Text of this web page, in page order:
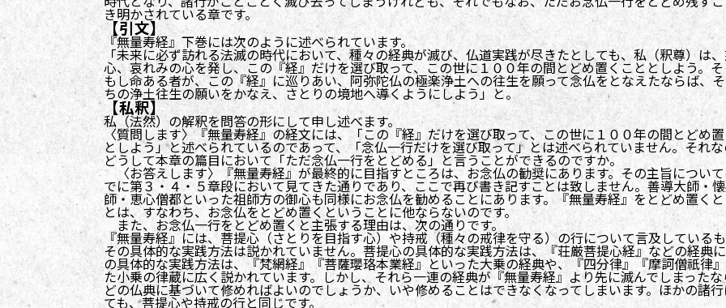
き明かされている章です。
【引文】
『無量寿経』下巻には次のように述べられています。
「未来に必ず訪れる法滅の時代において、種々の経典が滅び、仏道実践が尽きたとしても、私（釈尊）は
心、哀れみの心を発し、この『経』だけを選び取って、この世に１００年の間とどめ置くこととしよう。
もし命ある者が、この『経』に巡りあい、阿弥陀仏の極楽浄土への往生を願って念仏をとなえたならば、
ちの浄土往生の願いをかなえ、さとりの境地へ導くようにしよう」と。
【私釈】
私（法然）の解釈を問答の形にして申し述べます。
〈質問します〉『無量寿経』の経文には、「この『経』だけを選び取って、この世に１００年の間とどめ
としよう」と述べられているのであって、「念仏一行だけを選び取って」とは述べられていません。それ
どうして本章の篇目において「ただ念仏一行をとどめる」と言うことができるのですか。
〈お答えします〉『無量寿経』が最終的に目指すところは、お念仏の勧奨にあります。その主旨につい
でに第３・４・５章段において見てきた通りであり、ここで再び書き記すことは致しません。善導大師・
師・恵心僧都といった祖師方の御心も同様にお念仏を勧めることにあります。『無量寿経』をとどめ置く
とは、すなわち、お念仏をとどめ置くということに他ならないのです。
また、お念仏一行をとどめ置くと主張する理由は、次の通りです。
『無量寿経』には、菩提心（さとりを目指す心）や持戒（種々の戒律を守る）の行について言及している
その具体的な実践方法は説かれていません。菩提心の具体的な実践方法は、『荘厳菩提心経』などの経典
の具体的な実践方法は、『梵網経』『菩薩瓔珞本業経』といった大乗の経典や、『四分律』『摩訶僧祇律
た小乗の律蔵に広く説かれています。しかし、それら一連の経典が『無量寿経』より先に滅んでしまった
どの仏典に基づいて修めればよいのでしょうか、いや修めることはできなくなってしまいます。ほかの諸
ても、菩提心や持戒の行と同じです。